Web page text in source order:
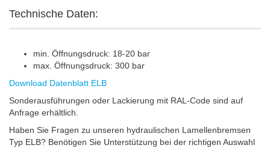
Technische Daten:
min. Öffnungsdruck: 18-20 bar
max. Öffnungsdruck: 300 bar
Download Datenblatt ELB
Sonderausführungen oder Lackierung mit RAL-Code sind auf
Anfrage erhältlich.
Haben Sie Fragen zu unseren hydraulischen Lamellenbremsen
Typ ELB? Benötigen Sie Unterstützung bei der richtigen Auswahl